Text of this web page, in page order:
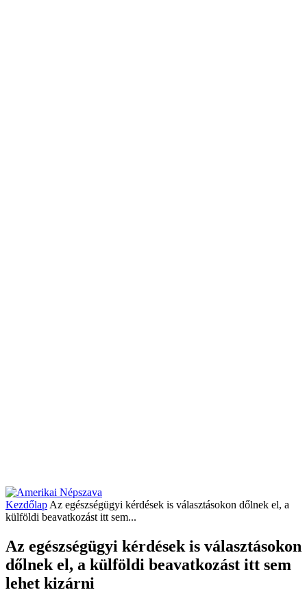
Kezdőlap Az egészségügyi kérdések is választásokon dőlnek el, a
külföldi beavatkozást itt sem...
Az egészségügyi kérdések is választásokon
dőlnek el, a külföldi beavatkozást itt sem
lehet kizárni